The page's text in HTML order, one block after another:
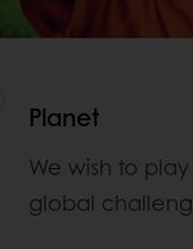
Planet
We wish to
global